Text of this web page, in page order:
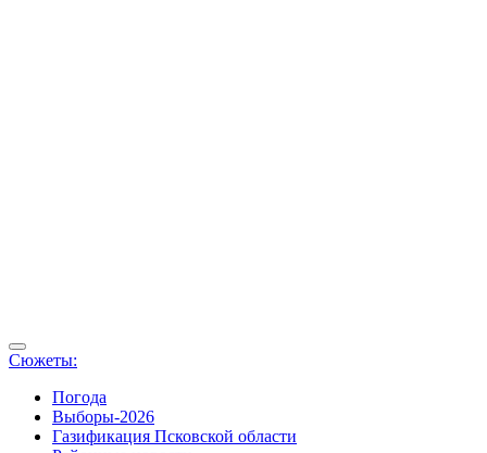
Сюжеты:
Погода
Выборы-2026
Газификация Псковской области